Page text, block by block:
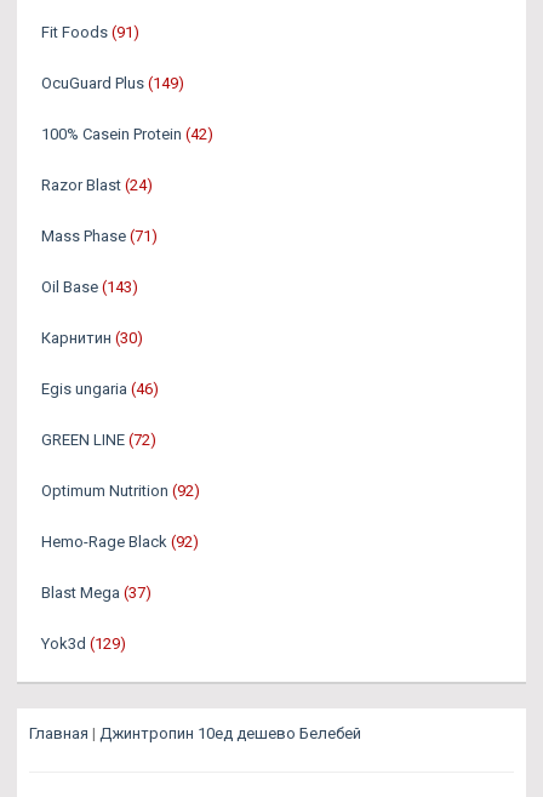
Fit Foods (91)
OcuGuard Plus (149)
100% Casein Protein (42)
Razor Blast (24)
Mass Phase (71)
Oil Base (143)
Карнитин (30)
Egis ungaria (46)
GREEN LINE (72)
Optimum Nutrition (92)
Hemo-Rage Black (92)
Blast Mega (37)
Yok3d (129)
Главная | Джинтропин 10ед дешево Белебей